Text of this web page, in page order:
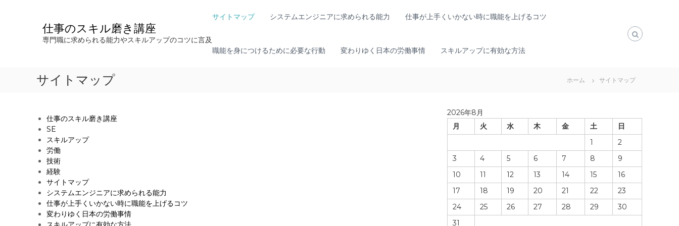
仕事のスキル磨き講座
専門職に求められる能力やスキルアップのコツに言及
サイトマップ システムエンジニアに求められる能力 仕事が上手くいかない時に職能を上げるコツ
職能を身につけるために必要な行動 変わりゆく日本の労働事情 スキルアップに有効な方法
サイトマップ ホーム サイトマップ
仕事のスキル磨き講座
SE
スキルアップ
労働
技術
経験
サイトマップ
システムエンジニアに求められる能力
仕事が上手くいかない時に職能を上げるコツ
変わりゆく日本の労働事情
2026年8月
月
火 水 木 金 土
日
1
2
3
4 5 6 7 8
9
10
11 12 13 14 15
16
17
18 19 20 21 22
23
24
25 26 27 28 29
30
31